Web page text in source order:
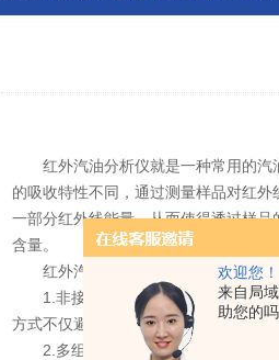
欢迎您！
来自局
助您的
红外汽油分析仪就是一种常用的汽
的吸收特性不同，通过测量样品对红
一部分红外线能量，从而使得透过样
含量。
红外汽油分析仪设计特点：
1.非接触式测量：汽油分析仪采用红
方式不仅避免了传统化学分析方法中的
2.多组分同时测量：汽油分析仪可以